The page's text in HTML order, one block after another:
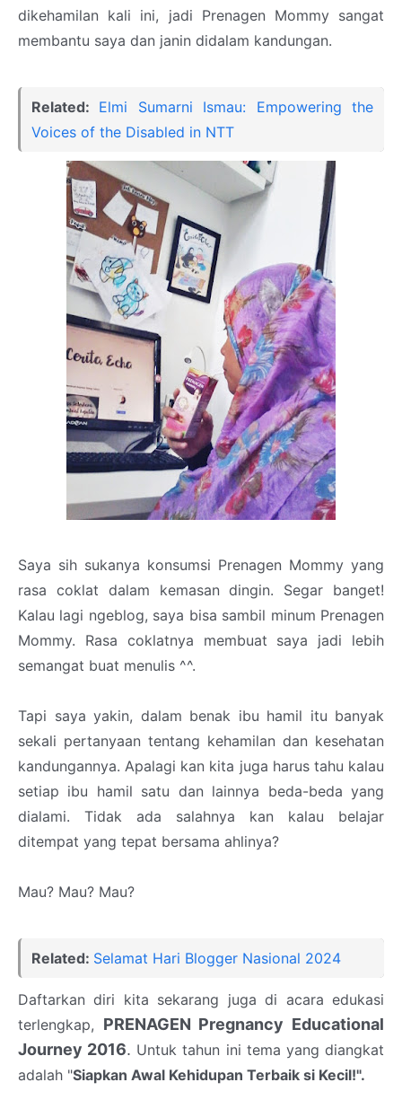
dikehamilan kali ini, jadi Prenagen Mommy sangat
membantu saya dan janin didalam kandungan.
Related: Elmi Sumarni Ismau: Empowering the
Voices of the Disabled in NTT
Saya sih sukanya konsumsi Prenagen Mommy yang
rasa coklat dalam kemasan dingin. Segar banget!
Kalau lagi ngeblog, saya bisa sambil minum Prenagen
Mommy. Rasa coklatnya membuat saya jadi lebih
semangat buat menulis ^^.
Tapi saya yakin, dalam benak ibu hamil itu banyak
sekali pertanyaan tentang kehamilan dan kesehatan
kandungannya. Apalagi kan kita juga harus tahu kalau
setiap ibu hamil satu dan lainnya beda-beda yang
dialami. Tidak ada salahnya kan kalau belajar
ditempat yang tepat bersama ahlinya?
Mau? Mau? Mau?
Related: Selamat Hari Blogger Nasional 2024
Daftarkan diri kita sekarang juga di acara edukasi
terlengkap, PRENAGEN Pregnancy Educational
Journey 2016. Untuk tahun ini tema yang diangkat
adalah "Siapkan Awal Kehidupan Terbaik si Kecil!".